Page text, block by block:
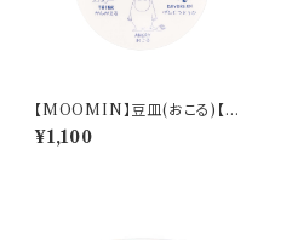
【MOOMIN】豆皿(おこる)【M
M14000】MM14003-333
¥1,100